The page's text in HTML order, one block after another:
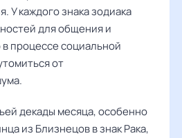
У каждого знака зодиака
для общения и
процессе социальной
от
декады месяца, особенно
из Близнецов в знак Рака,